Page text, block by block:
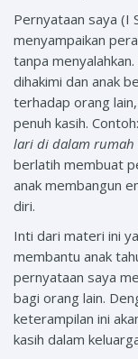
Pernyataan saya (I
menyampaikan
tanpa
dihakimi dan anak
terhadap orang
penuh kasih. Contoh:
lari di dalam rumah
berlatih membuat
anak membangun
diri.
Inti dari materi ini
membantu anak
pernyataan saya
bagi orang lain.
keterampilan ini
kasih dalam